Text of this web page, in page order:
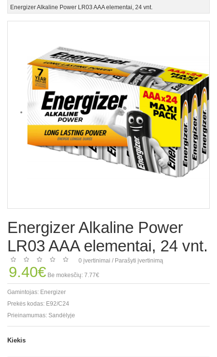
Energizer Alkaline Power LR03 AAA elementai, 24 vnt.
Energizer Alkaline Power
LR03 AAA elementai, 24 vnt.
0 įvertinimai / Parašyti įvertinimą
9.40€ Be mokesčių: 7.77€
Gamintojas: Energizer
Prekės kodas: E92/C24
Prieinamumas: Sandėlyje
Kiekis